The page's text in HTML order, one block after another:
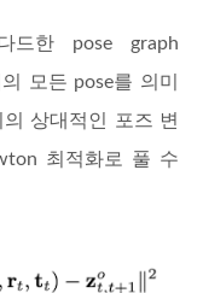
드한 pose graph
모든 pose를 의미
상대적인 포즈 변
최적화로 풀 수